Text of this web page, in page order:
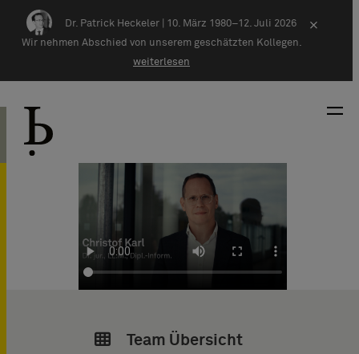
Zum Inhalt springen
Dr. Patrick Heckeler | 10. März 1980–12. Juli 2026
Wir nehmen Abschied von unserem geschätzten Kollegen.
weiterlesen
×
Team Übersicht